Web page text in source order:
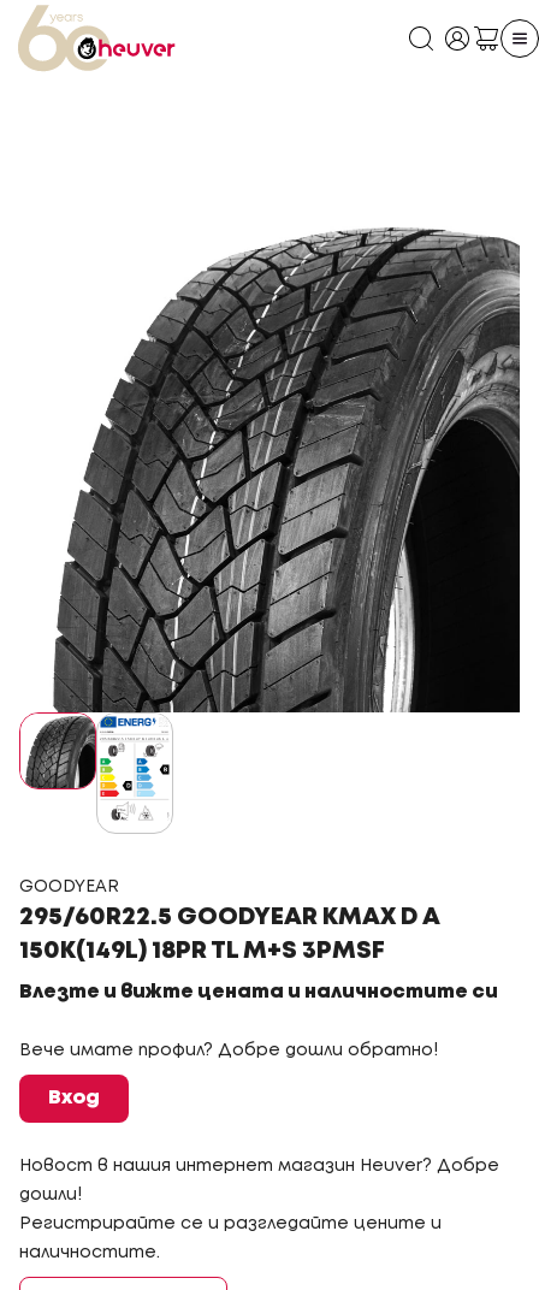
GOODYEAR
295/60R22.5 GOODYEAR KMAX D A
150K(149L) 18PR TL M+S 3PMSF
Влезте и вижте цената и наличностите си
Вече имате профил? Добре дошли обратно!
Вход
Новост в нашия интернет магазин Heuver? Добре
дошли!
Регистрирайте се и разгледайте цените и
наличностите.